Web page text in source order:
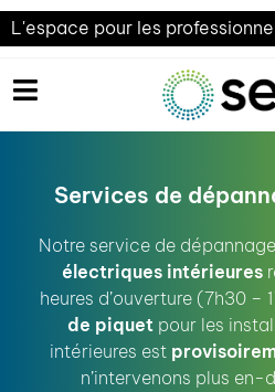
L'espace pour les
Services de
Notre service de
électriques intérieures
heures d’ouverture (7h30 –
de piquetpour les
intérieures est
n’intervenons plus en-